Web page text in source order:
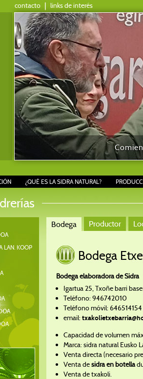
contacto | links de interés
¿QUÉ ES LA SIDRA NATURAL?
LAN. KOOP
Bodega Productor
Bodega
Bodega elaboradora de Sidra
Igartua 25, Txoñe barri
Teléfono: 946742010
Teléfono móvil: 646514154
email:
Capacidad de volumen
Marca: sidra natural Eusko
Venta directa (necesario
Venta desidra en botella
Venta de txakoli.